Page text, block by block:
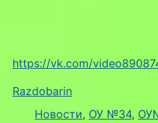
https://vk.com/
Razdobarin
Новости, ОУ №34,